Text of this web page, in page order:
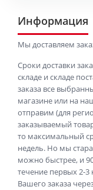
Информация
Мы доставляем
Сроки доставки
складе и складе
заказа все
магазине или на
отправим (для
заказываемый
то максимальный
недель. Но мы
можно быстрее, и
течение первых 2-3
Вашего заказа